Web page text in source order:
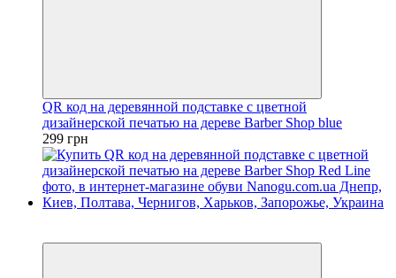
QR код на деревянной подставке с цветной
дизайнерской печатью на дереве Barber Shop blue
299 грн